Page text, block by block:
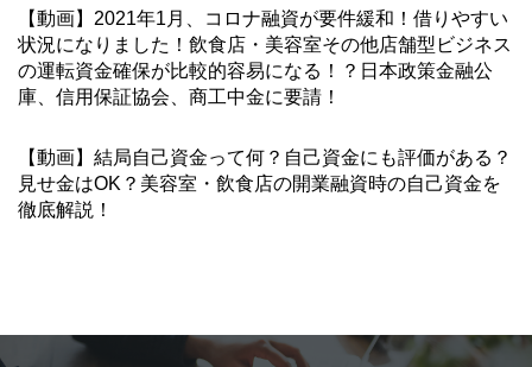
【動画】2021年1月、コロナ融資が要件緩和！借りやすい
状況になりました！飲食店・美容室その他店舗型ビジネス
の運転資金確保が比較的容易になる！？日本政策金融公
庫、信用保証協会、商工中金に要請！
【動画】結局自己資金って何？自己資金にも評価がある？
見せ金はOK？美容室・飲食店の開業融資時の自己資金を
徹底解説！